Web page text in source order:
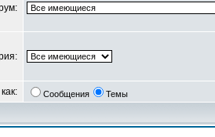
Сообщения Темы